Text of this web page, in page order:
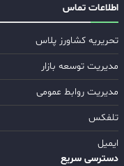
اطلاعات تماس
تحریریه کشاورز پلاس
مدیریت توسعه بازار
مدیریت روابط عمومی
تلفکس
ایمیل
دسترسی سریع